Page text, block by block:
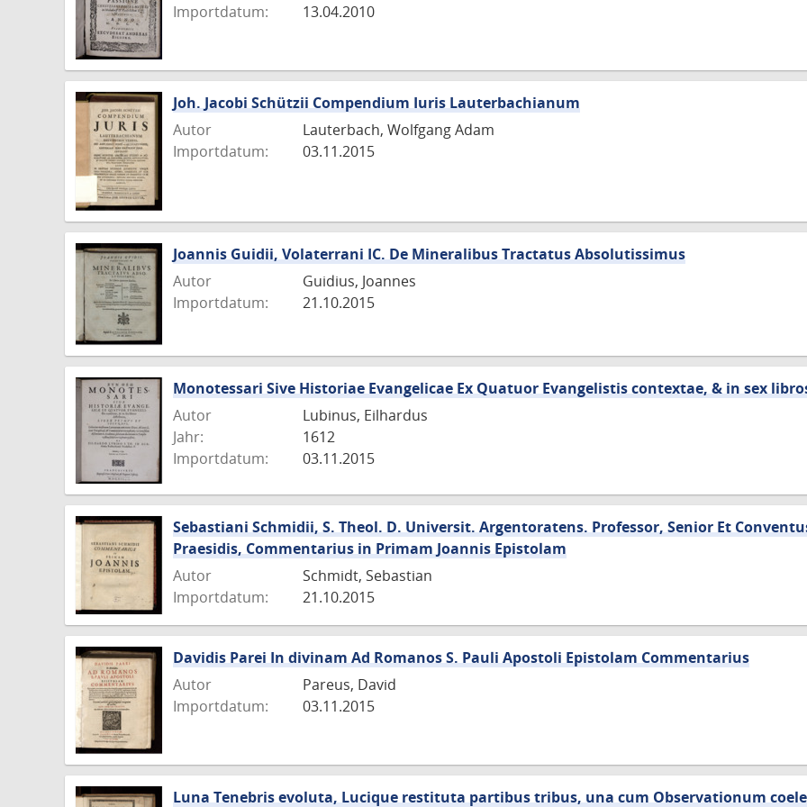
Importdatum:
13.04.2010
Joh. Jacobi Schützii Compendium Iuris Lauterbachianum
Autor
Lauterbach, Wolfgang Adam
Importdatum:
03.11.2015
Joannis Guidii, Volaterrani IC. De Mineralibus Tractatus Absolutissimus
Autor
Guidius, Joannes
Importdatum:
21.10.2015
Monotessari Sive Historiae Evangelicae Ex Quatuor Evangelistis contextae, & in sex
Autor
Lubinus, Eilhardus
Jahr:
1612
Importdatum:
03.11.2015
Sebastiani Schmidii, S. Theol. D. Universit. Argentoratens. Professor, Senior Et
Praesidis, Commentarius in Primam Joannis Epistolam
Autor
Schmidt, Sebastian
Importdatum:
21.10.2015
Davidis Parei In divinam Ad Romanos S. Pauli Apostoli Epistolam Commentarius
Autor
Pareus, David
Importdatum:
03.11.2015
Luna Tenebris evoluta, Lucique restituta partibus tribus, una cum Observationum